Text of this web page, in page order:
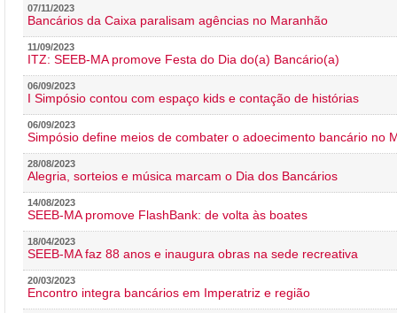
07/11/2023
Bancários da Caixa paralisam agências no Maranhão
11/09/2023
ITZ: SEEB-MA promove Festa do Dia do(a) Bancário(a)
06/09/2023
I Simpósio contou com espaço kids e contação de histórias
06/09/2023
Simpósio define meios de combater o adoecimento bancário no
28/08/2023
Alegria, sorteios e música marcam o Dia dos Bancários
14/08/2023
SEEB-MA promove FlashBank: de volta às boates
18/04/2023
SEEB-MA faz 88 anos e inaugura obras na sede recreativa
20/03/2023
Encontro integra bancários em Imperatriz e região